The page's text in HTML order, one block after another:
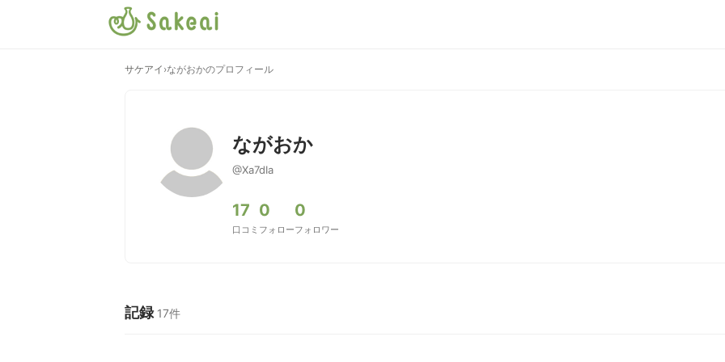
サケアイ ›ながおかのプロフィール
ながおか
@Xa7dIa
17
口コミ
0
フォロー
0
フォロワー
記録 17件